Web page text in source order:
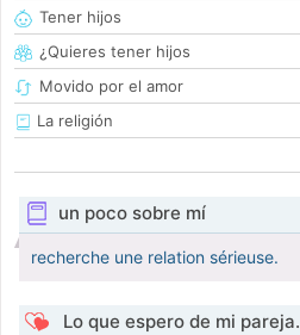
Tener hijos
¿Quieres tener hijos
Movido por el amor
La religión
un poco sobre mí
recherche une relation sérieuse.
Lo que espero de mi pareja.